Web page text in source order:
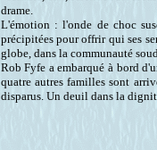
drame.
L'émotion : l'onde de choc
précipitées pour offrir qui ses
globe, dans la communauté
Rob Fyfe a embarqué à bord
quatre autres familles sont
disparus. Un deuil dans la